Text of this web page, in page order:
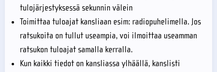
tulojärjestyksessä sekunnin välein
Toimittaa tuloajat kansliaan esim: radiopuhelimella. Jos
ratsukoita on tullut useampia, voi ilmoittaa useamman
ratsukon tuloajat samalla kerralla.
Kun kaikki tiedot on kansliassa ylhäällä, kanslisti